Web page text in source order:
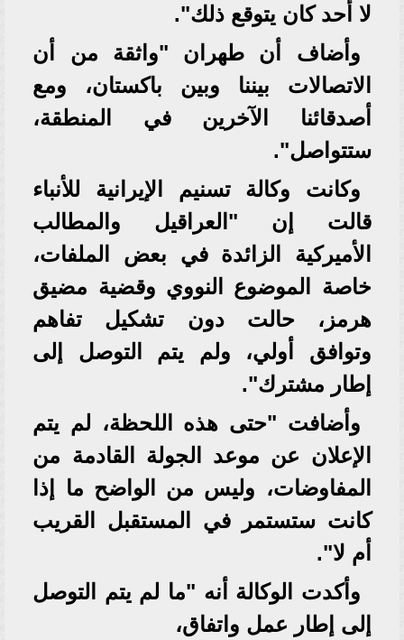
لا أحد كان يتوقع ذلك".
وأضاف أن طهران "واثقة من أن
الاتصالات بيننا وبين باكستان، ومع
أصدقائنا الآخرين في المنطقة،
ستتواصل".
وكانت وكالة تسنيم الإيرانية للأنباء
قالت إن "العراقيل والمطالب
الأميركية الزائدة في بعض الملفات،
خاصة الموضوع النووي وقضية مضيق
هرمز، حالت دون تشكيل تفاهم
وتوافق أولي، ولم يتم التوصل إلى
إطار مشترك".
وأضافت "حتى هذه اللحظة، لم يتم
الإعلان عن موعد الجولة القادمة من
المفاوضات، وليس من الواضح ما إذا
كانت ستستمر في المستقبل القريب
أم لا".
وأكدت الوكالة أنه "ما لم يتم التوصل
إلى إطار عمل واتفاق،